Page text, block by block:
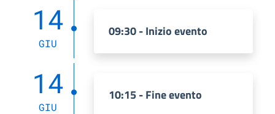
14
GIU
09:30 - Inizio evento
14
GIU
10:15 - Fine evento